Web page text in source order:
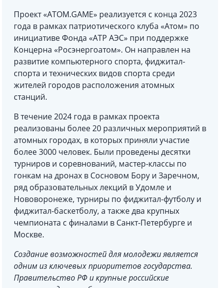
Проект «АТОМ.GAME» реализуется с конца 2023
года в рамках патриотического клуба «Атом» по
инициативе Фонда «АТР АЭС» при поддержке
Концерна «Росэнергоатом». Он направлен на
развитие компьютерного спорта, фиджитал-
спорта и технических видов спорта среди
жителей городов расположения атомных
станций.
В течение 2024 года в рамках проекта
реализованы более 20 различных мероприятий в
атомных городах, в которых приняли участие
более 3000 человек. Были проведены десятки
турниров и соревнований, мастер-классы по
гонкам на дронах в Сосновом Бору и Заречном,
ряд образовательных лекций в Удомле и
Нововоронеже, турниры по фиджитал-футболу и
фиджитал-баскетболу, а также два крупных
чемпионата с финалами в Санкт-Петербурге и
Москве.
Создание возможностей для молодежи является
одним из ключевых приоритетов государства.
Правительство РФ и крупные российские